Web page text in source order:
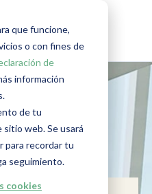
que funcione,
o con fines de
de
información
de tu
web. Se usará
para recordar tu
seguimiento.
cookies